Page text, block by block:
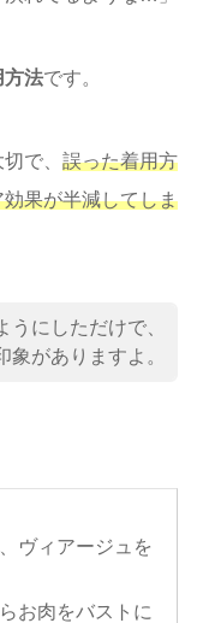
方法です。
で、 誤った着用方
果が半減してしま
にしただけで、
がありますよ。
ヴィアージュを
お肉をバストに